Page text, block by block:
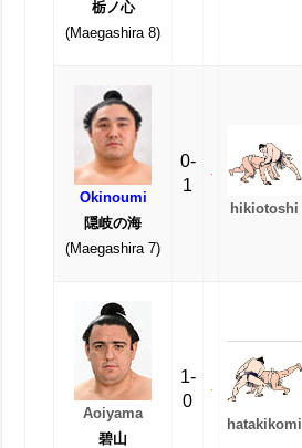
栃ノ心
(Maegashira 8)
Okinoumi
隠岐の海
(Maegashira 7)
0-
1
hikiotoshi
Aoiyama
碧山
1-
0
hatakikomi